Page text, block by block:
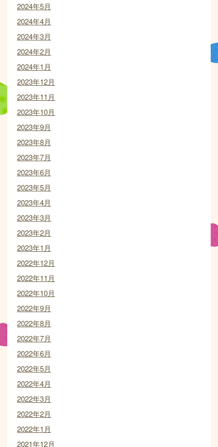
2024年5月
2024年4月
2024年3月
2024年2月
2024年1月
2023年12月
2023年11月
2023年10月
2023年9月
2023年8月
2023年7月
2023年6月
2023年5月
2023年4月
2023年3月
2023年2月
2023年1月
2022年12月
2022年11月
2022年10月
2022年9月
2022年8月
2022年7月
2022年6月
2022年5月
2022年4月
2022年3月
2022年2月
2022年1月
2021年12月